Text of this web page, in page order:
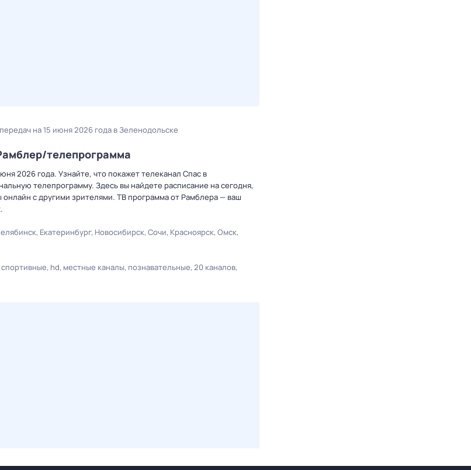
на 15 июня 2026 года в Зеленодольске
телепрограмма
2026 года. Узнайте, что покажет телеканал Спас в
телепрограмму. Здесь вы найдете расписание на сегодня,
с другими зрителями. ТВ программа от Рамблера — ваш
Екатеринбург Новосибирск Сочи Красноярск Омск
спортивные hd местные каналы познавательные 20 каналов